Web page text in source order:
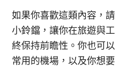
如果你喜歡這類內容，
小鈴鐺，讓你在旅遊與
終保持前瞻性。你也可
常用的機場，以及你想